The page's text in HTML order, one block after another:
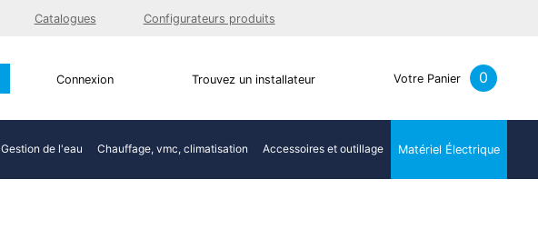
Catalogues Configurateurs produits
Connexion Trouvez un installateur Votre Panier 0
Gestion de l'eau Chauffage, vmc, climatisation Accessoires et outillage Matériel Électrique